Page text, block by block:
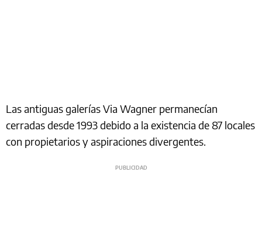
Las antiguas galerías Via Wagner permanecían
cerradas desde 1993 debido a la existencia de 87 locales
con propietarios y aspiraciones divergentes.